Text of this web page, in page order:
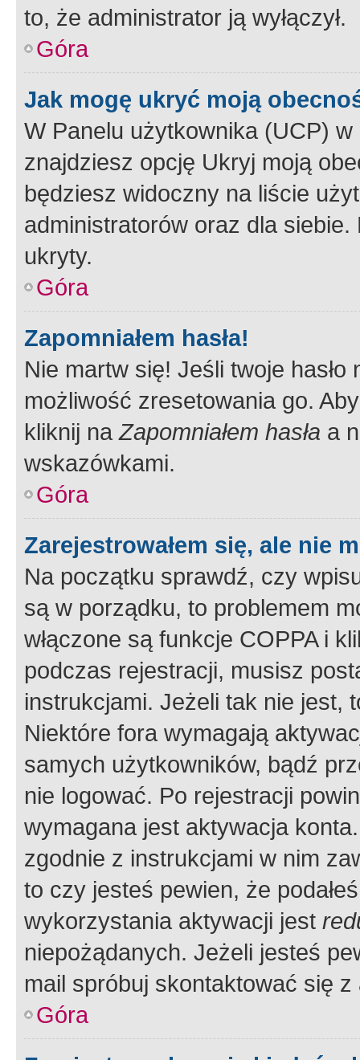
to, że administrator ją wyłączył.
Góra
Jak mogę ukryć moją
W Panelu użytkownika (UCP) w
znajdziesz opcję Ukryj moją
będziesz widoczny na liście
administratorów oraz dla
ukryty.
Góra
Zapomniałem hasła!
Nie martw się! Jeśli twoje
możliwość zresetowania go.
kliknij naZapomniałem hasła a
wskazówkami.
Góra
Zarejestrowałem się, ale nie
Na początku sprawdź, czy
są w porządku, to problemem
włączone są funkcje COPPA i
podczas rejestracji, musisz
instrukcjami. Jeżeli tak nie jest,
Niektóre fora wymagają
samych użytkowników, bądź
nie logować. Po rejestracji
wymagana jest aktywacja
zgodnie z instrukcjami w nim
to czy jesteś pewien, że
wykorzystania aktywacji jest
niepożądanych. Jeżeli jesteś
mail spróbuj skontaktować się
Góra